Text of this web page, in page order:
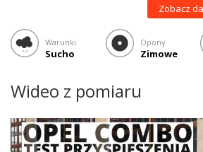
Zobacz
Warunki
Sucho
Opony
Zimowe
Wideo z pomiaru